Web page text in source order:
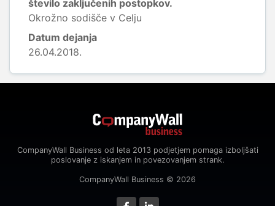
število zaključenih postopkov.
Okrožno sodišče v Celju
Datum dejanja
26.04.2018.
CompanyWall Business od leta 2013 podjetjem pomaga izboljšati
poslovanje z iskanjem in povezovanjem strank.
CompanyWall Business © 2026